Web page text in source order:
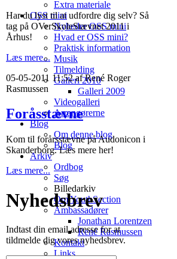
Extra materiale
OSS mini
Nyheder OSS mini
Hvad er OSS mini?
Praktisk information
Musik
Tilmelding
Galleri 2010
Galleri 2009
Videogalleri
Arrangørerne
Blog
Om denne blog
Blog
Arkiv
Ordbog
Søg
Billedarkiv
Om YouthSection
Ambassadører
Jonathan Lorentzen
René Rasmussen
Kontakt
Links
Har du lyst til at udfordre dig selv? Så
tag på OVerSkoleStævnet 2011 i
Århus!
Læs mere...
05-05-2011 11:52 af René Roger
Rasmussen
Foråsstævne
Kom til forårsstævne på Audonicon i
Skanderborg. Læs mere her!
Læs mere...
Nyhedsbrev
Indtast din email adresse for at
tildmelde dig vores nyhedsbrev.